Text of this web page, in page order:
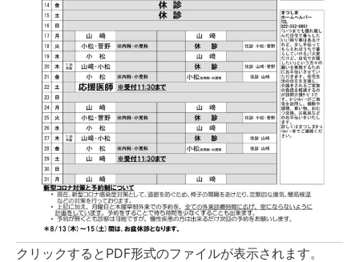
クリックするとPDF形式のファイルが表示されます。